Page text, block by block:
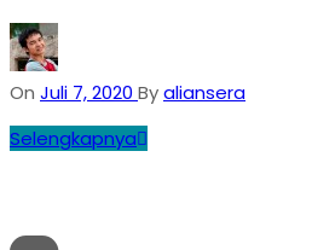
On Juli 7, 2020 Byaliansera
Selengkapnya